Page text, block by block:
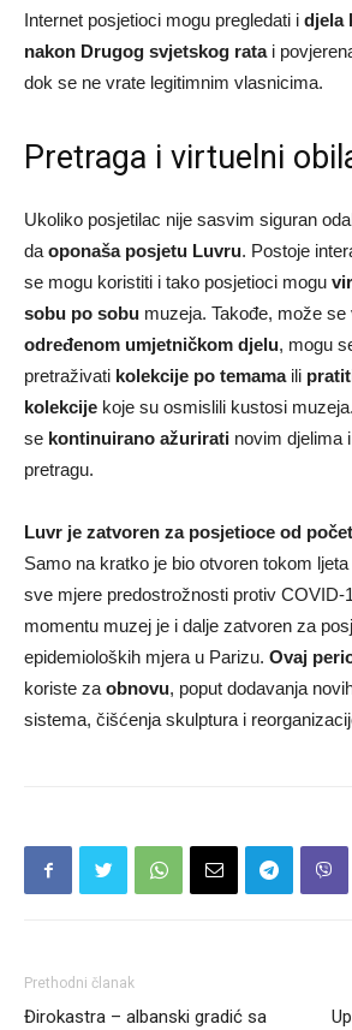
Internet posjetioci mogu pregledati i djela
nakon Drugog svjetskog ratai
dok se ne vrate legitimnim vlasnicima.
Pretraga i virtuelni
Ukoliko posjetilac nije sasvim siguran
da oponaša posjetu Luvru. Postoje
se mogu koristiti i tako posjetioci mogu
sobu po sobu muzeja. Takođe, može se
određenom umjetničkom djelu, mogu
pretraživati kolekcije po temamaili
kolekcije koje su osmislili kustosi muzeja.
se kontinuirano ažurirati novim djelima
pretragu.
Luvr je zatvoren za posjetioce od
Samo na kratko je bio otvoren tokom
sve mjere predostrožnosti protiv COVID-
momentu muzej je i dalje zatvoren za
epidemioloških mjera u Parizu. Ovaj
koriste za obnovu, poput dodavanja
sistema, čišćenja skulptura i
Prethodni članak
Đirokastra – albanski gradić sa